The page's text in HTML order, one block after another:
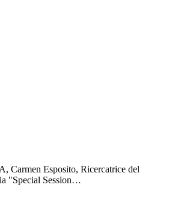
Carmen Esposito, Ricercatrice del
"Special Session…